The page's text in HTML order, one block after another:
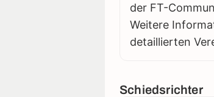
der FT-
Weitere
detaillierten
Schiedsrichter